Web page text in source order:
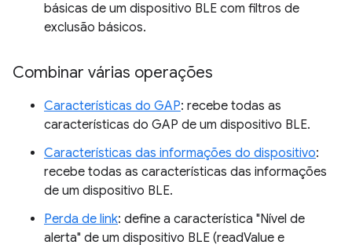
básicas de um dispositivo BLE com filtros de
exclusão básicos.
Combinar várias operações
Características do GAP: recebe todas as
características do GAP de um dispositivo BLE.
Características das informações do dispositivo:
recebe todas as características das informações
de um dispositivo BLE.
Perda de link: define a característica "Nível de
alerta" de um dispositivo BLE (readValue e